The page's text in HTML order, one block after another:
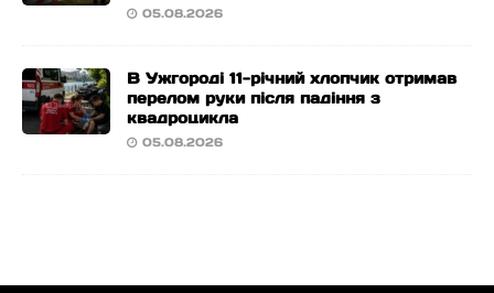
05.08.2026
В Ужгороді 11-річний хлопчик отримав
перелом руки після падіння з
квадроцикла
05.08.2026